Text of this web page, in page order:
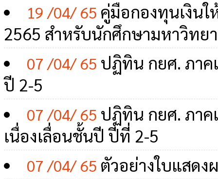
19 /04/ 65 คู่มือกองทุนเงิน
2565 สำหรับนักศึกษามหาวิทย
07 /04/ 65 ปฏิทิน กยศ. ภาค
ปี 2-5
07 /04/ 65 ปฏิทิน กยศ. ภาค
เนื่องเลื่อนชั้นปี ปีที่ 2-5
07 /04/ 65 ตัวอย่างใบแสด